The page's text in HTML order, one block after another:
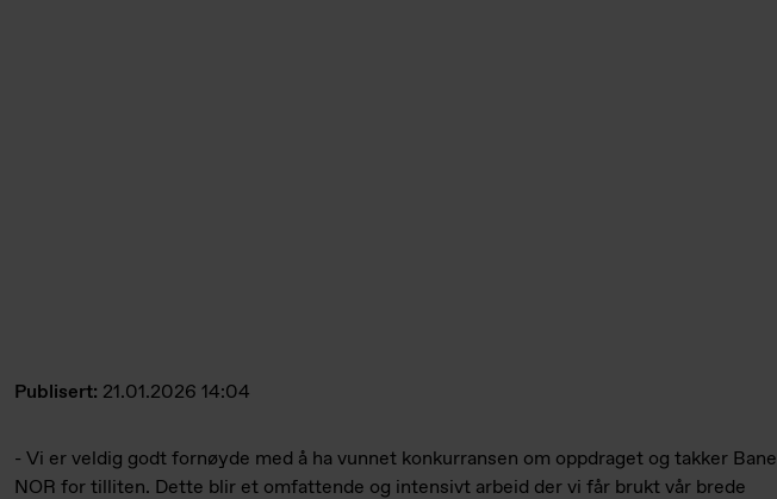
Publisert: 21.01.2026 14:04
- Vi er veldig godt fornøyde med å ha vunnet konkurransen om oppdraget og takker Bane
NOR for tilliten. Dette blir et omfattende og intensivt arbeid der vi får brukt vår brede